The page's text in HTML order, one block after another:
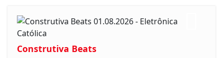
Construtiva Beats